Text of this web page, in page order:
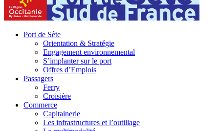
Port de Sète
Orientation & Stratégie
Engagement environnemental
S’implanter sur le port
Offres d’Emplois
Passagers
Ferry
Croisière
Commerce
Capitainerie
Les infrastructures et l’outillage